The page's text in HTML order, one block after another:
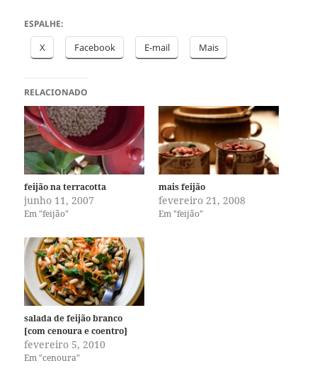
ESPALHE:
X Facebook E-mail Mais
RELACIONADO
feijão na terracotta
junho 11, 2007
Em "feijão"
mais feijão
fevereiro 21, 2008
Em "feijão"
salada de feijão branco
[com cenoura e coentro]
fevereiro 5, 2010
Em "cenoura"